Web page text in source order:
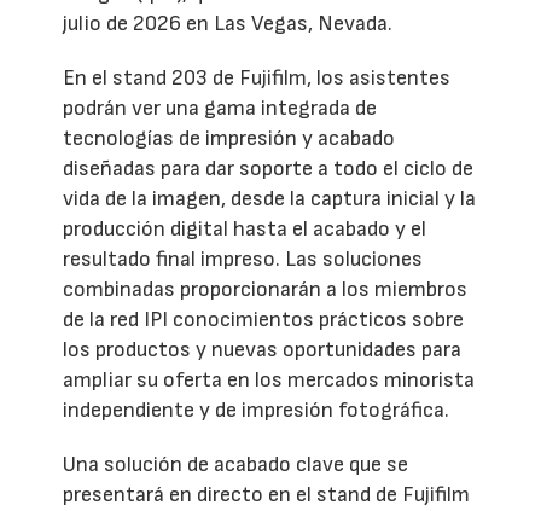
julio de 2026 en Las Vegas, Nevada.
En el stand 203 de Fujifilm, los asistentes
podrán ver una gama integrada de
tecnologías de impresión y acabado
diseñadas para dar soporte a todo el ciclo de
vida de la imagen, desde la captura inicial y la
producción digital hasta el acabado y el
resultado final impreso. Las soluciones
combinadas proporcionarán a los miembros
de la red IPI conocimientos prácticos sobre
los productos y nuevas oportunidades para
ampliar su oferta en los mercados minorista
independiente y de impresión fotográfica.
Una solución de acabado clave que se
presentará en directo en el stand de Fujifilm